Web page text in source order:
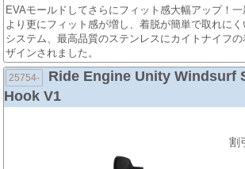
EVAモールドしてさらにフィット感大幅アップ！
より更にフィット感が増し、着脱が簡単で取れに
システム、最高品質のステンレスにカイトナイフ
ザインされました。
25754-
Ride Engine Unity Windsurf
Hook V1
割